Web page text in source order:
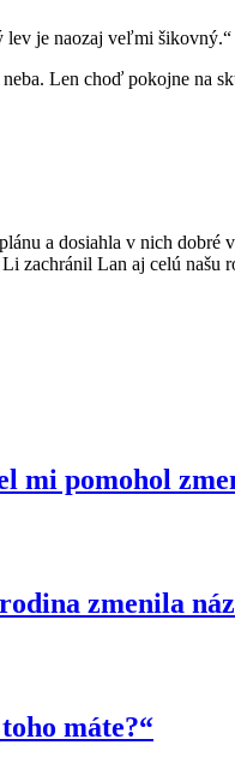
lev je naozaj veľmi šikovný.“
Len choď pokojne na
a dosiahla v nich dobré
zachránil Lan aj celú našu
mi pomohol
zmenila
máte?“